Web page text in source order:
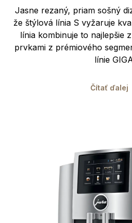
Jasne rezaný, priam sošný
že štýlová línia S vyžaruje
línia kombinuje to najlepšie
prvkami z prémiového
línie
Čítať ďalej